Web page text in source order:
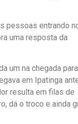
pessoas entrando
uma resposta da
um na chegada
em Ipatinga
resulta em filas de
dá o troco e ainda